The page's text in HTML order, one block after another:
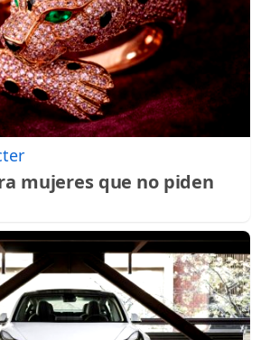
mujeres que no piden